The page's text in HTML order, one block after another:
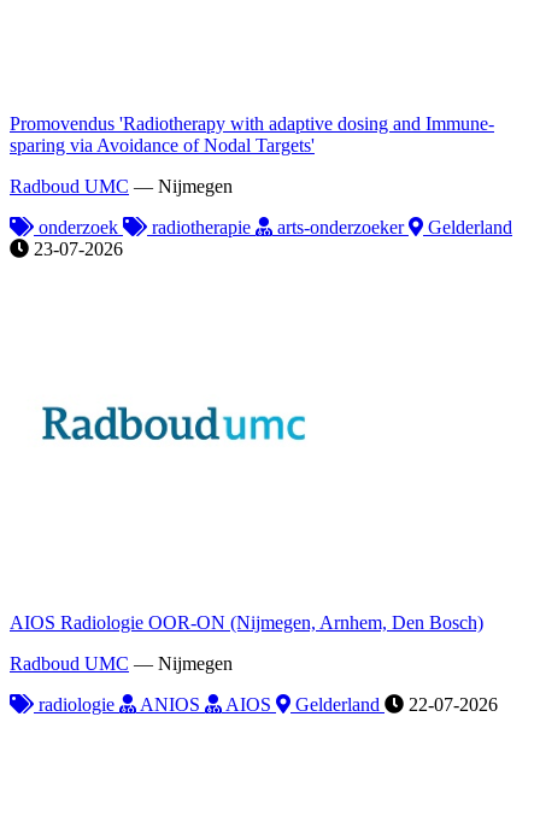
Promovendus 'Radiotherapy with adaptive dosing and Immune-
sparing via Avoidance of Nodal Targets'
Radboud UMC — Nijmegen
onderzoek
radiotherapie arts-onderzoeker
Gelderland
23-07-2026
AIOS Radiologie OOR-ON (Nijmegen, Arnhem, Den Bosch)
Radboud UMC — Nijmegen
radiologie
ANIOS AIOS Gelderland 22-07-2026